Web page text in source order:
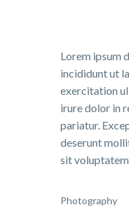
Lorem ipsum
incididunt ut
exercitation
irure dolor in
pariatur.
deserunt
sit
Photography